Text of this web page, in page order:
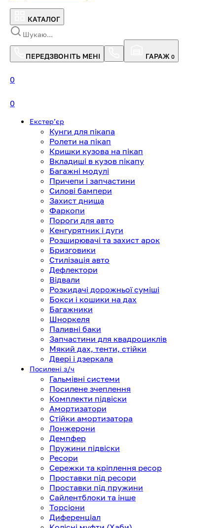
КАТАЛОГ
ПЕРЕДЗВОНІТЬ МЕНІ ГАРАЖ 0
0
0
Екстерʼєр
Кунги для пікапа
Ролети на пікап
Кришки кузова на пікап
Вкладиші в кузов пікапу
Багажні модулі
Причепи і запчастини
Силові бампери
Захист днища
Фаркопи
Пороги для авто
Кенгурятник і дуги
Розширювачі та захист арок
Бризговики
Стилізація авто
Дефлектори
Відвали
Розкидачі дорожньої суміші
Бокси і кошики на дах
Багажники
Шноркеля
Паливні баки
Запчастини для квадроциклів
Мякий дах, тенти, стійки
Двері і дзеркала
Посилені з/ч
Гальмівні системи
Посилене зчеплення
Комплекти підвіски
Амортизатори
Стійки амортизатора
Лонжерони
Демпфер
Пружини підвіски
Ресори
Сережки та кріплення ресор
Проставки під ресори
Проставки під пружини
Сайлентблоки та інше
Торсіони
Диференціал